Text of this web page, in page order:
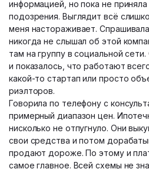
информацией, но пока не
подозрения. Выглядит всё
меня настораживает.
никогда не слышал об этой
там на группу в социальной
и показалось, что работают
какой-то стартап или просто
риэлторов.
Говорила по телефону с
примерный диапазон цен.
нисколько не отпугнуло. Они
свои средства и потом
продают дороже. По этому и
самое главное. Всей схемы не